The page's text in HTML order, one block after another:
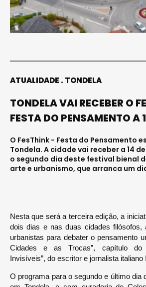
ATUALIDADE TONDELA
TONDELA VAI RECEBER O
FESTA DO PENSAMENTO A
O FesThink - Festa do Pensamento
Tondela. A cidade vai receber a 14
o segundo dia deste festival bienal
arte e urbanismo, que arranca um
Nesta que será a terceira edição, a
dois dias e nas duas cidades filósofos,
urbanistas para debater o pensamento
Cidades e as Trocas”, capítulo do
Invisíveis”, do escritor e jornalista italiano
O programa para o segundo e último dia